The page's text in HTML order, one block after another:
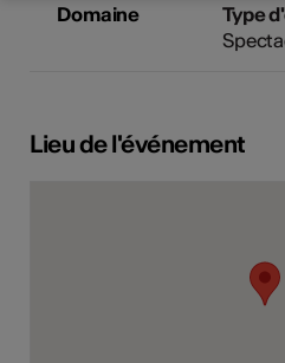
Domaine
Type
Lieu de l'événement